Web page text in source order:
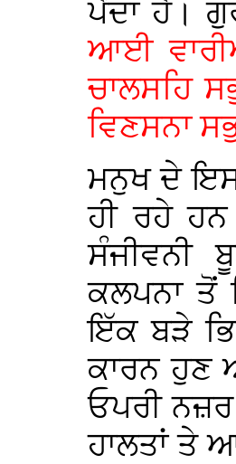
ਪੈਂਦਾ ਹੈ।
ਆਈ
ਚਾਲਸਹਿ
ਵਿਣਸਨਾ
ਮਨੁਖ ਦੇ
ਹੀ ਰਹੇ
ਸੰਜੀਵਨੀ
ਕਲਪਨਾ ਤੋਂ
ਇੱਕ ਬੜੇ
ਕਾਰਨ ਹੁਣ
ਓਪਰੀ
ਹਾਲਤਾਂ ਤੇ